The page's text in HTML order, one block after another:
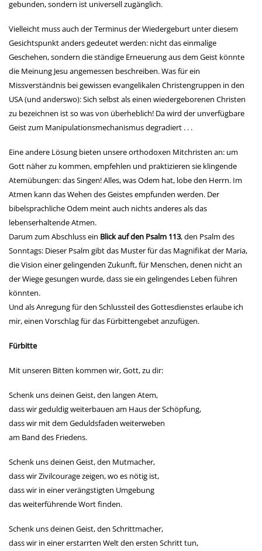
gebunden, sondern ist universell zugänglich.
Vielleicht muss auch der Terminus der Wiedergeburt unter diesem
Gesichtspunkt anders gedeutet werden: nicht das einmalige
Geschehen, sondern die ständige Erneuerung aus dem Geist könnte
die Meinung Jesu angemessen beschreiben. Was für ein
Missverständnis bei gewissen evangelikalen Christengruppen in den
USA (und anderswo): Sich selbst als einen wiedergeborenen Christen
zu bezeichnen ist so was von überheblich! Da wird der unverfügbare
Geist zum Manipulationsmechanismus degradiert . . .
Eine andere Lösung bieten unsere orthodoxen Mitchristen an: um
Gott näher zu kommen, empfehlen und praktizieren sie klingende
Atemübungen: das Singen! Alles, was Odem hat, lobe den Herrn. Im
Atmen kann das Wehen des Geistes empfunden werden. Der
bibelsprachliche Odem meint auch nichts anderes als das
lebenserhaltende Atmen.
Darum zum Abschluss ein Blick auf den Psalm 113, den Psalm des
Sonntags: Dieser Psalm gibt das Muster für das Magnifikat der Maria,
die Vision einer gelingenden Zukunft, für Menschen, denen nicht an
der Wiege gesungen wurde, dass sie ein gelingendes Leben führen
könnten.
Und als Anregung für den Schlussteil des Gottesdienstes erlaube ich
mir, einen Vorschlag für das Fürbittengebet anzufügen.
Fürbitte
Mit unseren Bitten kommen wir, Gott, zu dir:
Schenk uns deinen Geist, den langen Atem,
dass wir geduldig weiterbauen am Haus der Schöpfung,
dass wir mit dem Geduldsfaden weiterweben
am Band des Friedens.
Schenk uns deinen Geist, den Mutmacher,
dass wir Zivilcourage zeigen, wo es nötig ist,
dass wir in einer verängstigten Umgebung
das weiterführende Wort finden.
Schenk uns deinen Geist, den Schrittmacher,
dass wir in einer erstarrten Welt den ersten Schritt tun,